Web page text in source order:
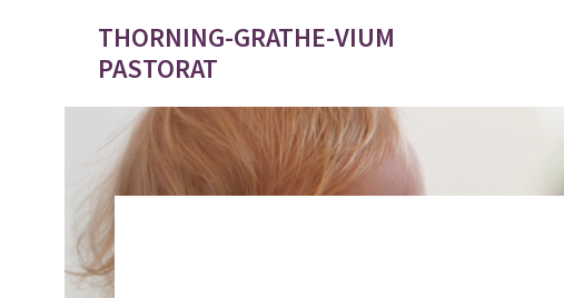
THORNING-GRATHE-VIUM
PASTORAT